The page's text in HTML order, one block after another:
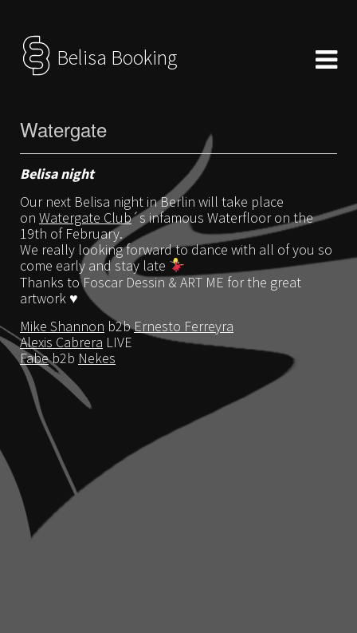
Belisa Booking
Watergate
Belisa night
Our next Belisa night in Berlin will take place
on Watergate Club´s infamous Waterfloor on the
19th of February.
We really looking forward to dance with all of you so
come early and stay late
Thanks to Foscar Dessin & ART ME for the great
artwork ♥️
Mike Shannon b2bErnesto Ferreyra
Alexis Cabrera LIVE
Fabeb2b Nekes